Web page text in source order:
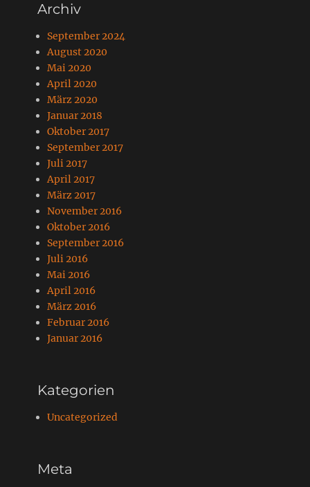
Archiv
September 2024
August 2020
Mai 2020
April 2020
März 2020
Januar 2018
Oktober 2017
September 2017
Juli 2017
April 2017
März 2017
November 2016
Oktober 2016
September 2016
Juli 2016
Mai 2016
April 2016
März 2016
Februar 2016
Januar 2016
Kategorien
Uncategorized
Meta